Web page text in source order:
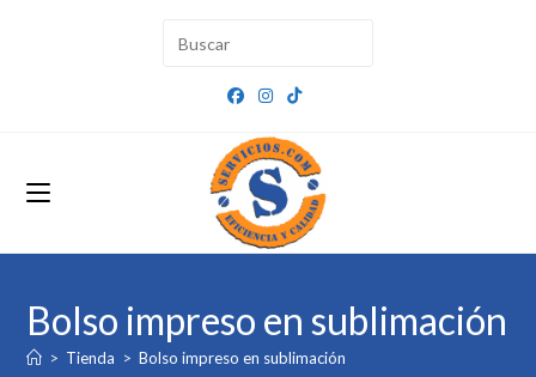
Bolso impreso en sublimación
> Tienda > Bolso impreso en sublimación